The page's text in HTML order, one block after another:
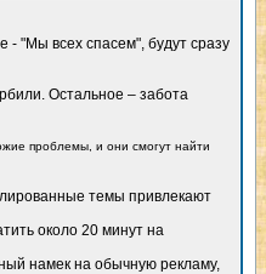
- "Мы всех спасем", будут сразу
Остальное – забота
проблемы, и они смогут найти
темы привлекают
около 20 минут на
намек на обычную рекламу,